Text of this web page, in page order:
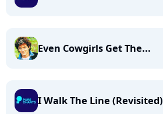
Even Cowgirls Get The...
I Walk The Line (Revisited)